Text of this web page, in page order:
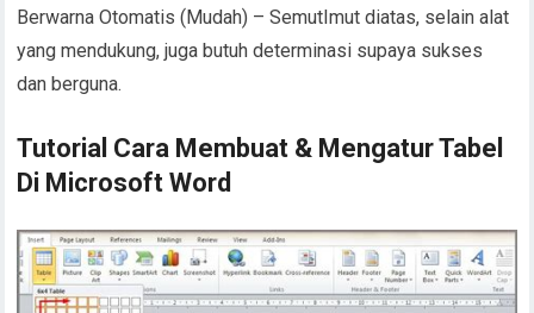
Berwarna Otomatis (Mudah) – SemutImut diatas, selain alat
yang mendukung, juga butuh determinasi supaya sukses
dan berguna.
Tutorial Cara Membuat & Mengatur Tabel
Di Microsoft Word